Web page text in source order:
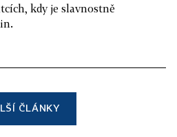
kdy je slavnostně
ČLÁNKY